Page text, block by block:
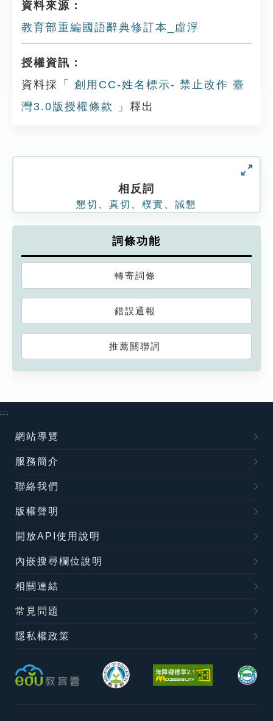
資料來源：
教育部重編國語辭典修訂本_虛浮
授權資訊：
資料採「
創用CC-姓名標示- 禁止改作 臺
灣3.0版授權條款
」釋出
相反詞
懇切 真切 樸實 誠懇
詞條功能
轉寄詞條
錯誤通報
推薦關聯詞
:::
網站導覽
服務簡介
聯絡我們
版權聲明
開放API使用說明
內嵌搜尋欄位說明
相關連結
常見問題
隱私權政策